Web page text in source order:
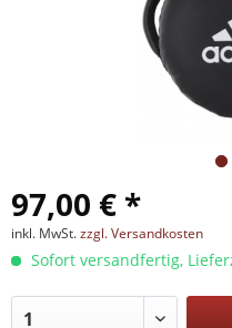
97,00 € *
inkl. MwSt.zzgl. Versandkosten
Sofort versandfertig,